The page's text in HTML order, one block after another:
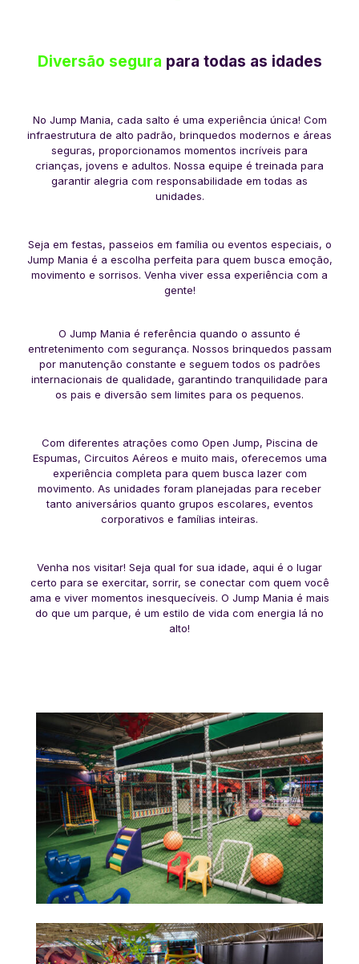
Diversão segura para todas as idades
No Jump Mania, cada salto é uma experiência única! Com
infraestrutura de alto padrão, brinquedos modernos e áreas
seguras, proporcionamos momentos incríveis para
crianças, jovens e adultos. Nossa equipe é treinada para
garantir alegria com responsabilidade em todas as
unidades.
Seja em festas, passeios em família ou eventos especiais, o
Jump Mania é a escolha perfeita para quem busca emoção,
movimento e sorrisos. Venha viver essa experiência com a
gente!
O Jump Mania é referência quando o assunto é
entretenimento com segurança. Nossos brinquedos passam
por manutenção constante e seguem todos os padrões
internacionais de qualidade, garantindo tranquilidade para
os pais e diversão sem limites para os pequenos.
Com diferentes atrações como Open Jump, Piscina de
Espumas, Circuitos Aéreos e muito mais, oferecemos uma
experiência completa para quem busca lazer com
movimento. As unidades foram planejadas para receber
tanto aniversários quanto grupos escolares, eventos
corporativos e famílias inteiras.
Venha nos visitar! Seja qual for sua idade, aqui é o lugar
certo para se exercitar, sorrir, se conectar com quem você
ama e viver momentos inesquecíveis. O Jump Mania é mais
do que um parque, é um estilo de vida com energia lá no
alto!